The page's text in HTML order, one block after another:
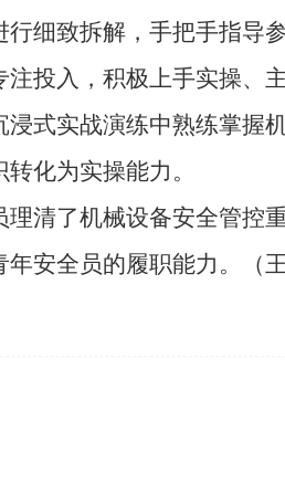
细致拆解，手把手指导
投入，积极上手实操、
式实战演练中熟练掌握
化为实操能力。
清了机械设备安全管控
安全员的履职能力。（